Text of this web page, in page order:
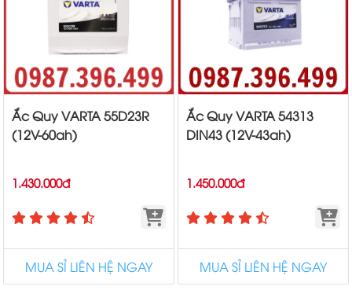
Ắc Quy VARTA 55D23R
(12V-60ah)
1.430.000đ
MUA SỈ LIÊN HỆ NGAY
Ắc Quy VARTA 54313
DIN43 (12V-43ah)
1.450.000đ
MUA SỈ LIÊN HỆ NGAY